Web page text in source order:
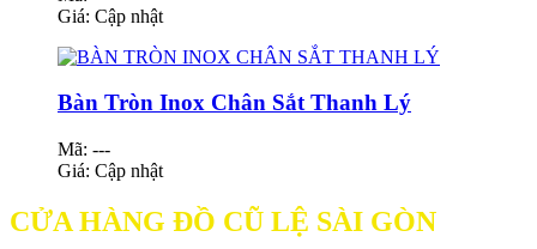
Giá: Cập nhật
Bàn Tròn Inox Chân Sắt Thanh Lý
Mã: ---
Giá: Cập nhật
CỬA HÀNG ĐỒ CŨ LỆ SÀI GÒN